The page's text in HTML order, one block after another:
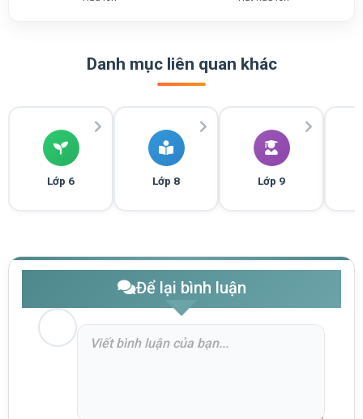
Danh mục liên quan khác
Lớp 6 Lớp 8 Lớp 9
Để lại bình luận